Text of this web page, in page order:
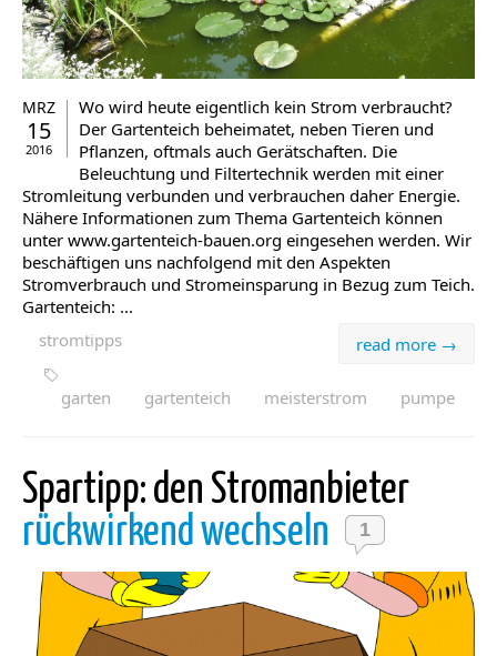
MRZ
15
2016
Wo wird heute eigentlich kein Strom verbraucht?
Der Gartenteich beheimatet, neben Tieren und
Pflanzen, oftmals auch Gerätschaften. Die
Beleuchtung und Filtertechnik werden mit einer
Stromleitung verbunden und verbrauchen daher Energie.
Nähere Informationen zum Thema Gartenteich können
unter www.gartenteich-bauen.org eingesehen werden. Wir
beschäftigen uns nachfolgend mit den Aspekten
Stromverbrauch und Stromeinsparung in Bezug zum Teich.
Gartenteich: ...
read more →
stromtipps
garten gartenteich meisterstrom pumpe
Spartipp: den Stromanbieter
rückwirkend wechseln
1